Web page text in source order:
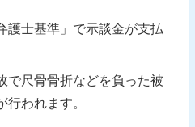
護士基準」で示談金が支払
で尺骨骨折などを負った被
われます。